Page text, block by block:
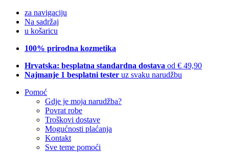
za navigaciju
Na sadržaj
u košaricu
100% prirodna kozmetika
Hrvatska: besplatna standardna dostava od € 49,90
Najmanje 1 besplatni tester uz svaku narudžbu
Pomoć
Gdje je moja narudžba?
Povrat robe
Troškovi dostave
Mogućnosti plaćanja
Kontakt
Sve teme pomoći